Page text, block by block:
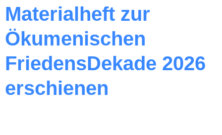
Materialheft zur
Ökumenischen
FriedensDekade 2026
erschienen